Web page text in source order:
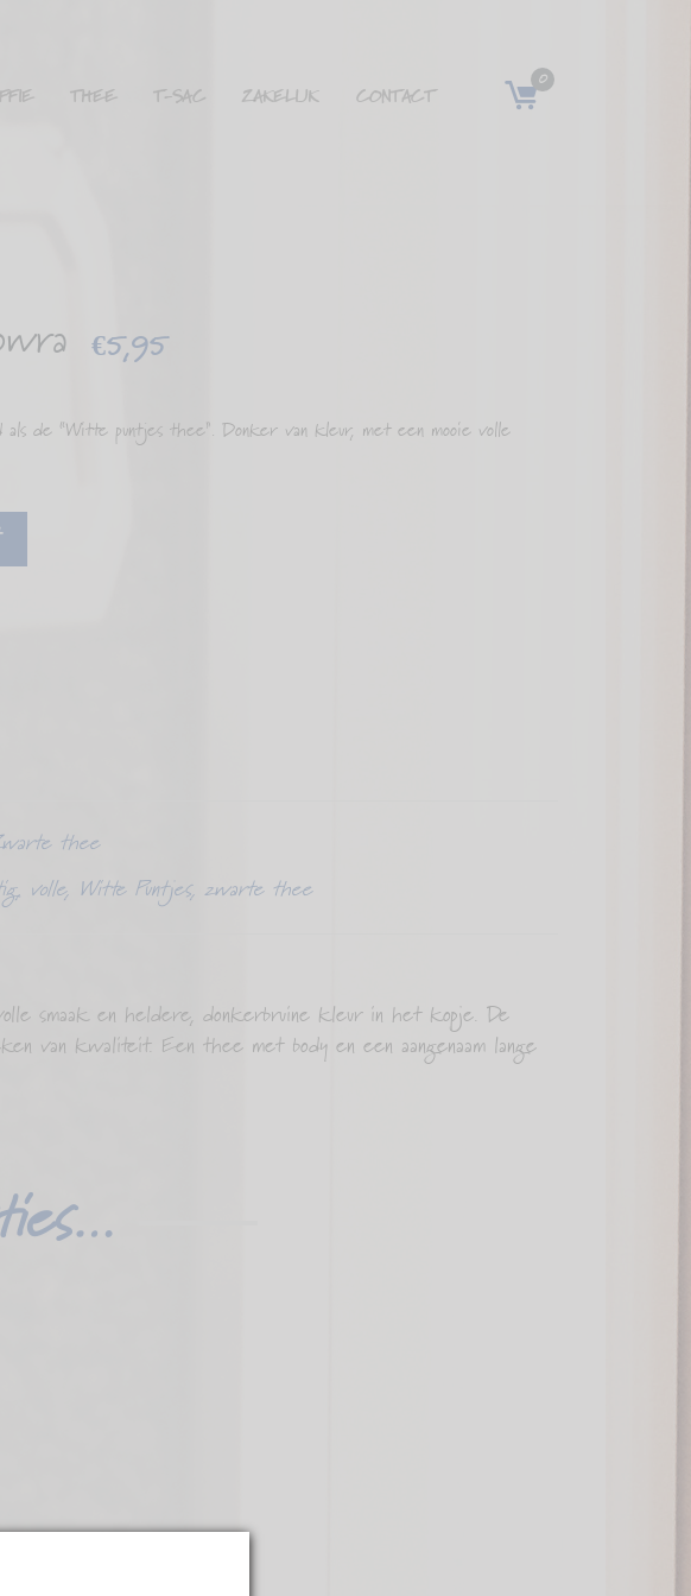
0
THEE T-SAC ZAKELIJK CONTACT
€5,95
de “Witte puntjes thee”. Donker van kleur, met een mooie volle
thee
, volle, Witte Puntjes, zwarte thee
smaak en heldere, donkerbruine kleur in het kopje. De
van kwaliteit. Een thee met body en een aangenaam lange